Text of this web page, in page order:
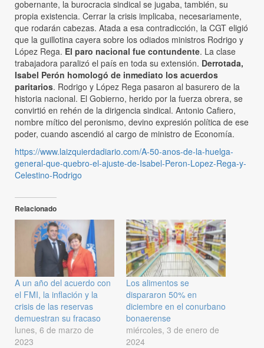
gobernante, la burocracia sindical se jugaba, también, su
propia existencia. Cerrar la crisis implicaba, necesariamente,
que rodarán cabezas. Atada a esa contradicción, la CGT eligió
que la guillotina cayera sobre los odiados ministros Rodrigo y
López Rega. El paro nacional fue contundente. La clase
trabajadora paralizó el país en toda su extensión. Derrotada,
Isabel Perón homologó de inmediato los acuerdos
paritarios. Rodrigo y López Rega pasaron al basurero de la
historia nacional. El Gobierno, herido por la fuerza obrera, se
convirtió en rehén de la dirigencia sindical. Antonio Cafiero,
nombre mítico del peronismo, devino expresión política de ese
poder, cuando ascendió al cargo de ministro de Economía.
https://www.laizquierdadiario.com/A-50-anos-de-la-huelga-
general-que-quebro-el-ajuste-de-Isabel-Peron-Lopez-Rega-y-
Celestino-Rodrigo
Relacionado
A un año del acuerdo con
el FMI, la inflación y la
crisis de las reservas
demuestran su fracaso
lunes, 6 de marzo de
2023
Los alimentos se
dispararon 50% en
diciembre en el conurbano
bonaerense
miércoles, 3 de enero de
2024